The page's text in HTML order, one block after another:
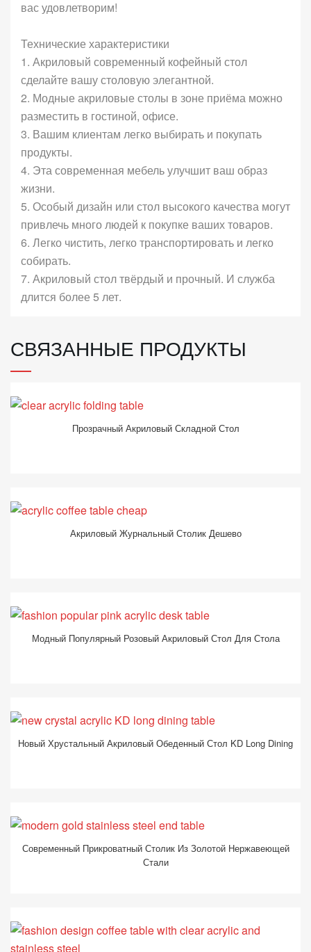
вас удовлетворим!
Технические характеристики
1. Акриловый современный кофейный стол
сделайте вашу столовую элегантной.
2. Модные акриловые столы в зоне приёма можно
разместить в гостиной, офисе.
3. Вашим клиентам легко выбирать и покупать
продукты.
4. Эта современная мебель улучшит ваш образ
жизни.
5. Особый дизайн или стол высокого качества могут
привлечь много людей к покупке ваших товаров.
6. Легко чистить, легко транспортировать и легко
собирать.
7. Акриловый стол твёрдый и прочный. И служба
длится более 5 лет.
СВЯЗАННЫЕ ПРОДУКТЫ
Прозрачный Акриловый Складной Стол
Акриловый Журнальный Столик Дешево
Модный Популярный Розовый Акриловый Стол Для Стола
Новый Хрустальный Акриловый Обеденный Стол KD Long Dining
Современный Прикроватный Столик Из Золотой Нержавеющей
Стали